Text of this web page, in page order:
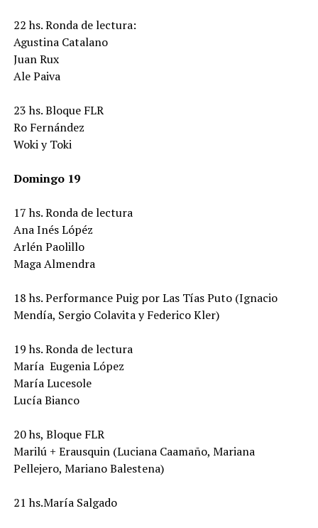
22 hs. Ronda de lectura:
Agustina Catalano
Juan Rux
Ale Paiva
23 hs. Bloque FLR
Ro Fernández
Woki y Toki
Domingo 19
17 hs. Ronda de lectura
Ana Inés Lópéz
Arlén Paolillo
Maga Almendra
18 hs. Performance Puig por Las Tías Puto (Ignacio
Mendía, Sergio Colavita y Federico Kler)
19 hs. Ronda de lectura
María Eugenia López
María Lucesole
Lucía Bianco
20 hs, Bloque FLR
Marilú + Erausquin (Luciana Caamaño, Mariana
Pellejero, Mariano Balestena)
21 hs.María Salgado